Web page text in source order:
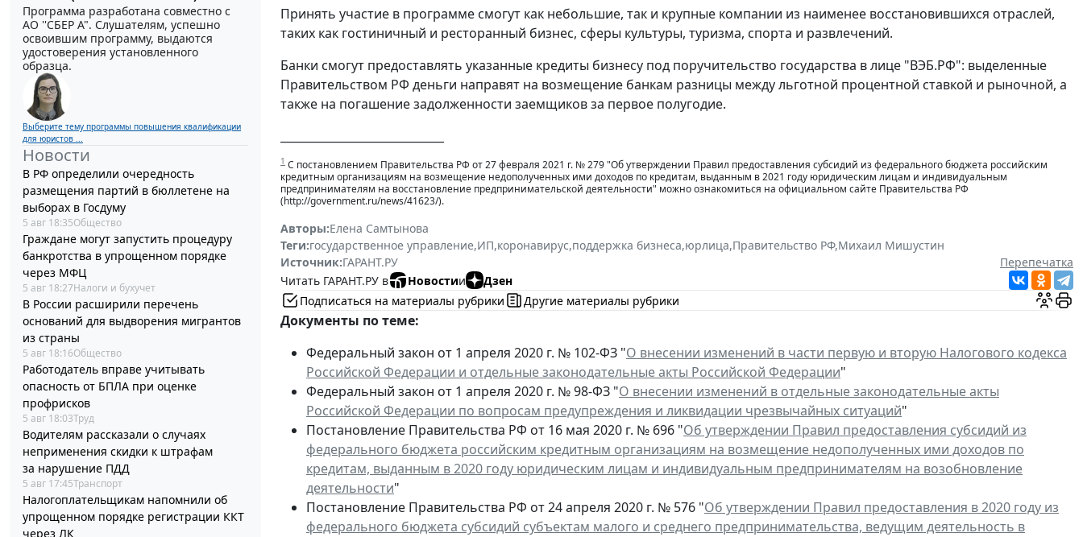
Программа разработана совместно с
АО ''СБЕР А". Слушателям, успешно
освоившим программу, выдаются
удостоверения установленного
образца.
Выберите тему программы повышения квалификации
для юристов ...
Новости
В РФ определили очередность
размещения партий в бюллетене на
выборах в Госдуму
5 авг 18:35Общество
Граждане могут запустить процедуру
банкротства в упрощенном порядке
через МФЦ
5 авг 18:27Налоги и бухучет
В России расширили перечень
оснований для выдворения мигрантов
из страны
5 авг 18:16Общество
Работодатель вправе учитывать
опасность от БПЛА при оценке
профрисков
5 авг 18:03Труд
Водителям рассказали о случаях
неприменения скидки к штрафам
за нарушение ПДД
5 авг 17:45Транспорт
Налогоплательщикам напомнили об
упрощенном порядке регистрации ККТ
через ЛК
Принять участие в программе смогут как небольшие, так и крупные компании из наименее восстановившихся отраслей,
таких как гостиничный и ресторанный бизнес, сферы культуры, туризма, спорта и развлечений.
Банки смогут предоставлять указанные кредиты бизнесу под поручительство государства в лице "ВЭБ.РФ": выделенные
Правительством РФ деньги направят на возмещение банкам разницы между льготной процентной ставкой и рыночной, а
также на погашение задолженности заемщиков за первое полугодие.
1 С постановлением Правительства РФ от 27 февраля 2021 г. № 279 "Об утверждении Правил предоставления субсидий из федерального бюджета российским
кредитным организациям на возмещение недополученных ими доходов по кредитам, выданным в 2021 году юридическим лицам и индивидуальным
предпринимателям на восстановление предпринимательской деятельности" можно ознакомиться на официальном сайте Правительства РФ
(http://government.ru/news/41623/).
Авторы:Елена Самтынова
Теги:государственное управление,ИП,коронавирус,поддержка бизнеса,юрлица,Правительство РФ,Михаил Мишустин
Источник:ГАРАНТ.РУ
Перепечатка
Читать ГАРАНТ.РУ в
Новостии
Дзен
Подписаться на материалы рубрики
Другие материалы рубрики
Документы по теме:
Федеральный закон от 1 апреля 2020 г. № 102-ФЗ "О внесении изменений в части первую и вторую Налогового кодекса
Российской Федерации и отдельные законодательные акты Российской Федерации"
Федеральный закон от 1 апреля 2020 г. № 98-ФЗ "О внесении изменений в отдельные законодательные акты
Российской Федерации по вопросам предупреждения и ликвидации чрезвычайных ситуаций"
Постановление Правительства РФ от 16 мая 2020 г. № 696 "Об утверждении Правил предоставления субсидий из
федерального бюджета российским кредитным организациям на возмещение недополученных ими доходов по
кредитам, выданным в 2020 году юридическим лицам и индивидуальным предпринимателям на возобновление
деятельности"
Постановление Правительства РФ от 24 апреля 2020 г. № 576 "Об утверждении Правил предоставления в 2020 году из
федерального бюджета субсидий субъектам малого и среднего предпринимательства, ведущим деятельность в